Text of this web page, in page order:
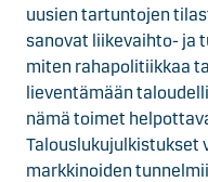
uusien tartuntojen
sanovat liikevaihto- ja
miten rahapolitiikkaa
lieventämään
nämä toimet
Talouslukujulkistukset
markkinoiden